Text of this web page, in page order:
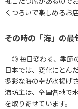
くつろいで楽しめるお店
その時の「海」の最
◎ 毎日変わる、季節
日本では、変化にとん
多彩な海の幸が水揚げさ
海坊主は、全国各地で
を取り寄せています。